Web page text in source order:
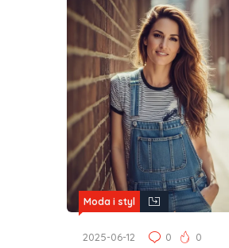
Moda i styl
2025-06-12 0 0